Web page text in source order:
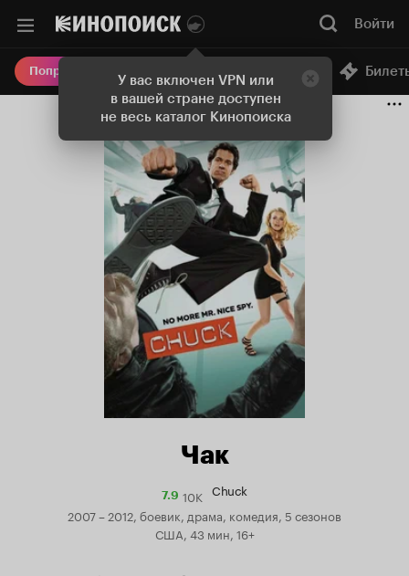
У вас включен VPN или
в вашей стране доступен
не весь каталог Кинопоиска
Войти
Попробовать Плюс Онлайн-кинотеатр
Чак
7.9Рейтинг
7.9
10K Chuck
2007 – 2012, боевик, драма, комедия, 5 сезонов
США, 43 мин, 16+